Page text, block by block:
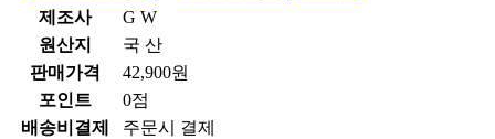
제조사
G W
원산지
국 산
판매가격
42,900원
포인트
0점
배송비결제
주문시 결제